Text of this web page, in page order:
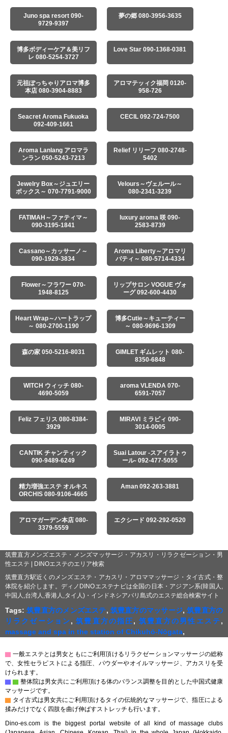
Juno spa resort 090-
9729-9397
夢の郷 080-3956-3635
博多ボディーケア＆美リフ
レ 080-5254-3727
Love Star 090-1368-0381
元祖ぽっちゃりアロマ博多
本店 080-3904-8883
アロマテッィク福岡 0120-
958-726
Seacret Aroma Fukuoka
092-409-1661
CECIL 092-724-7500
Aroma Lanlang アロマラ
ンラン 050-5243-7213
Relief リリーフ 080-2748-
5402
Jewelry Box～ジュエリー
ボックス～ 070-7791-9000
Velours～ヴェルール～
080-2341-3239
FATIMAH～ファティマ～
090-3195-1841
luxury aroma 咲 090-
2583-8739
Cassano～カッサーノ～
090-1929-3834
Aroma Liberty～アロマリ
バティ～ 080-5714-4334
Flower～フラワー 070-
1948-8125
リップサロン VOGUE ヴォ
ーグ 092-600-4430
Heart Wrap～ハートラップ
～ 080-2700-1190
博多Cutie～キューティー
～ 080-9696-1309
森の家 050-5216-8031
GIMLET ギムレット 080-
8350-6848
WITCH ウィッチ 080-
4690-5059
aroma VLENDA 070-
6591-7057
Feliz フェリス 080-8384-
3929
MIRAVI ミラビィ 090-
3014-0005
CANTIK チャンティック
090-9489-6249
Suai Latour -スアイラトゥ
ール- 092-477-5055
精力増強エステ オルキス
ORCHIS 080-9106-4665
Aman 092-263-3881
アロマガーデン本店 080-
3379-5559
エクシード 092-292-0520
筑豊直方メンズエステ・メンズマッサージ・アカスリ・リラクゼーション・男
性エステ | DINOエステのエリア検索
筑豊直方駅近くのメンズエステ・アカスリ・アロママッサージ・タイ古式・整
体院を紹介します。ディノDINOエステナビは全国の日本・アジアン系(韓国人,
中国人,台湾人,香港人,タイ人)・インドネシアバリ島式のエステ総合検索サイト
Tags:筑豊直方のメンズエステ, 筑豊直方のマッサージ,筑豊直方の
リラクゼーション,筑豊直方の指圧, 筑豊直方の男性エステ,
massage and spa in the station of Chikuhō-Nōgata,
▇ 一般エステとは男女ともにご利用頂けるリラクゼーションマッサージの総称
で、女性セラピストによる指圧、パウダーやオイルマッサージ、アカスリを受
けられます。
▇ ▇ 整体院は男女共にご利用頂ける体のバランス調整を目的とした中国式健康
マッサージです。
▇ タイ古式は男女共にご利用頂けるタイの伝統的なマッサージで、指圧による
揉みだけでなく四肢を曲げ伸ばすストレッチも行います。
Dino-es.com is the biggest portal website of all kind of massage clubs